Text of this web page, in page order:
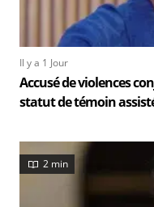
Il y a 1 Jour
Accusé de violences
statut de témoin
2 min